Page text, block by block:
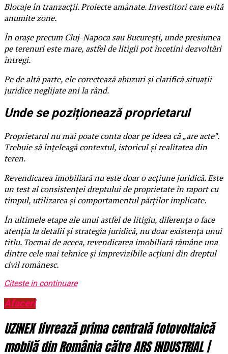
Blocaje în tranzacții. Proiecte amânate. Investitori care evită
anumite zone.
În orașe precum Cluj-Napoca sau București, unde presiunea
pe terenuri este mare, astfel de litigii pot încetini dezvoltări
întregi.
Pe de altă parte, ele corectează abuzuri și clarifică situații
juridice neglijate ani la rând.
Unde se poziționează proprietarul
Proprietarul nu mai poate conta doar pe ideea că „are acte”.
Trebuie să înțeleagă contextul, istoricul și realitatea din
teren.
Revendicarea imobiliară nu este doar o acțiune juridică. Este
un test al consistenței dreptului de proprietate în raport cu
timpul, utilizarea și comportamentul părților implicate.
În ultimele etape ale unui astfel de litigiu, diferența o face
atenția la detalii și strategia juridică, nu doar existența unui
titlu. Tocmai de aceea, revendicarea imobiliară rămâne una
dintre cele mai tehnice și imprevizibile acțiuni din dreptul
civil românesc.
Citeste in continuare
Afaceri
UZINEX livrează prima centrală fotovoltaică
mobilă din România către ARS INDUSTRIAL |